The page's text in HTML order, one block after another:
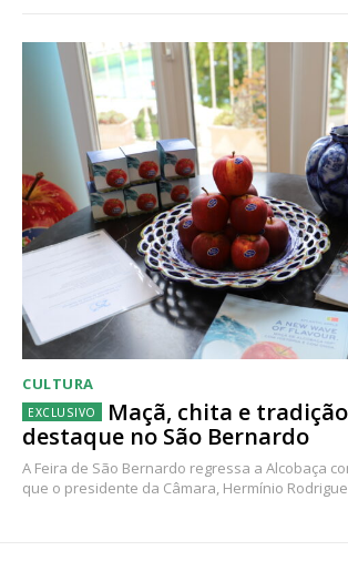
CULTURA
Maçã, chita e
destaque no São Bernardo
A Feira de São Bernardo regressa a Alcobaça
que o presidente da Câmara, Hermínio